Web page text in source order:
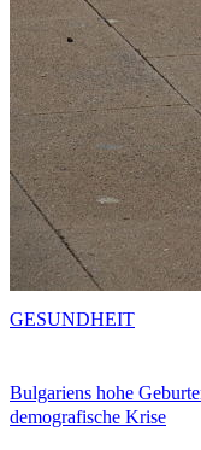
Bulgariens hohe
demografische Krise
GESUNDHEIT